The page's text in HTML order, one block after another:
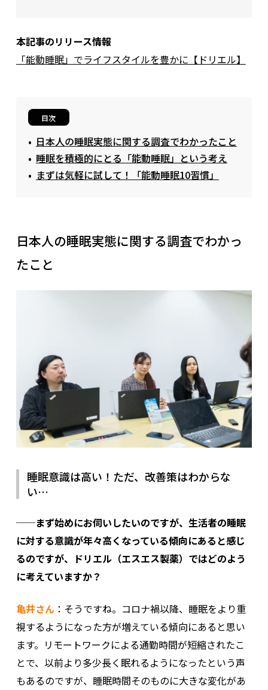
本記事のリリース情報
「能動睡眠」でライフスタイルを豊かに【ドリエル】
目次
日本人の睡眠実態に関する調査でわかったこと
睡眠を積極的にとる「能動睡眠」という考え
まずは気軽に試して！「能動睡眠10習慣」
日本人の睡眠実態に関する調査でわかっ
たこと
睡眠意識は高い！ただ、改善策はわからな
い…
──まず始めにお伺いしたいのですが、生活者の睡眠
に対する意識が年々高くなっている傾向にあると感じ
るのですが、ドリエル（エスエス製薬）ではどのよう
に考えていますか？
亀井さん：そうですね。コロナ禍以降、睡眠をより重
視するようになった方が増えている傾向にあると思い
ます。リモートワークによる通勤時間が短縮されたこ
とで、以前より多少長く眠れるようになったという声
もあるのですが、睡眠時間そのものに大きな変化があ